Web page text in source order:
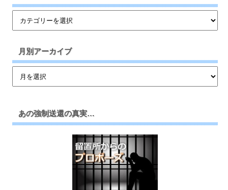
月別アーカイブ
あの強制送還の真実…